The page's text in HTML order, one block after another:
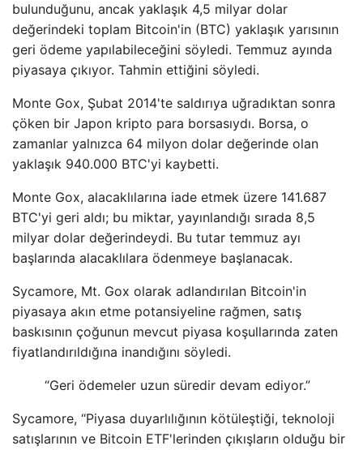
bulunduğunu, ancak yaklaşık 4,5 milyar dolar
değerindeki toplam Bitcoin'in (BTC) yaklaşık yarısının
geri ödeme yapılabileceğini söyledi. Temmuz ayında
piyasaya çıkıyor. Tahmin ettiğini söyledi.
Monte Gox, Şubat 2014'te saldırıya uğradıktan sonra
çöken bir Japon kripto para borsasıydı. Borsa, o
zamanlar yalnızca 64 milyon dolar değerinde olan
yaklaşık 940.000 BTC'yi kaybetti.
Monte Gox, alacaklılarına iade etmek üzere 141.687
BTC'yi geri aldı; bu miktar, yayınlandığı sırada 8,5
milyar dolar değerindeydi. Bu tutar temmuz ayı
başlarında alacaklılara ödenmeye başlanacak.
Sycamore, Mt. Gox olarak adlandırılan Bitcoin'in
piyasaya akın etme potansiyeline rağmen, satış
baskısının çoğunun mevcut piyasa koşullarında zaten
fiyatlandırıldığına inandığını söyledi.
“Geri ödemeler uzun süredir devam ediyor.”
Sycamore, “Piyasa duyarlılığının kötüleştiği, teknoloji
satışlarının ve Bitcoin ETF'lerinden çıkışların olduğu bir